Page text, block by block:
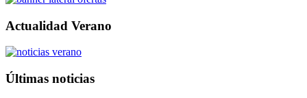
Actualidad Verano
Últimas noticias